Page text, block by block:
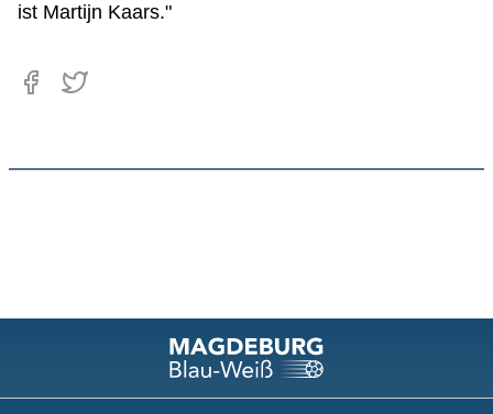
ist Martijn Kaars."